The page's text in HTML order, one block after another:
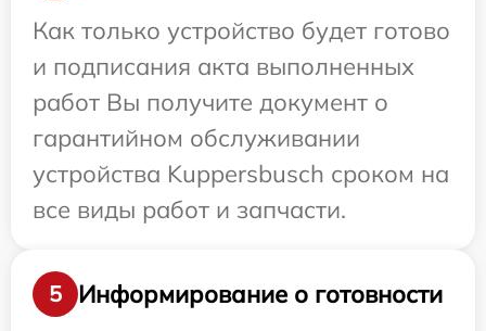
Как только устройство будет готово
и подписания акта выполненных
работ Вы получите документ о
гарантийном обслуживании
устройства Kuppersbusch сроком на
все виды работ и запчасти.
5
Информирование о готовности